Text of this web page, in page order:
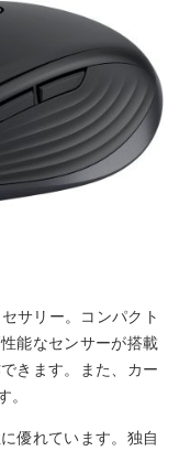
サリー。コンパクト
能なセンサーが搭載
きます。また、カー
。
優れています。独自